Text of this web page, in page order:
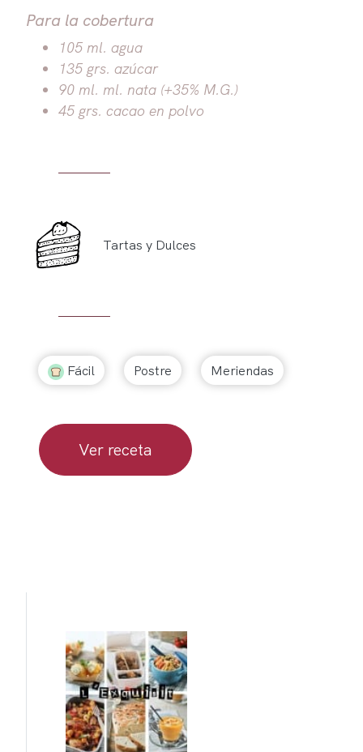
Para la cobertura
105 ml. agua
135 grs. azúcar
90 ml. ml. nata (+35% M.G.)
45 grs. cacao en polvo
Tartas y Dulces
Fácil Postre Meriendas
Ver receta